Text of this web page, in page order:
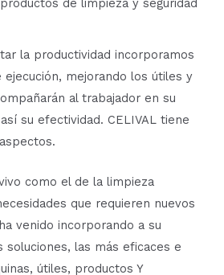
de limpieza y seguridad
la productividad incorporamos
mejorando los útiles y
al trabajador en su
su efectividad. CELIVAL tiene
como el de la limpieza
que requieren nuevos
venido incorporando a su
soluciones, las más eficaces e
útiles, productos Y